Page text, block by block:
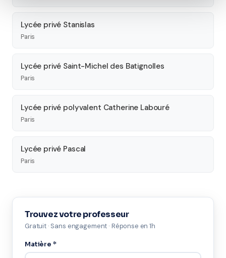
Lycée privé Stanislas
Paris
Lycée privé Saint-Michel des Batignolles
Paris
Lycée privé polyvalent Catherine Labouré
Paris
Lycée privé Pascal
Paris
Trouvez votre professeur
Gratuit · Sans engagement · Réponse en 1h
Matière *